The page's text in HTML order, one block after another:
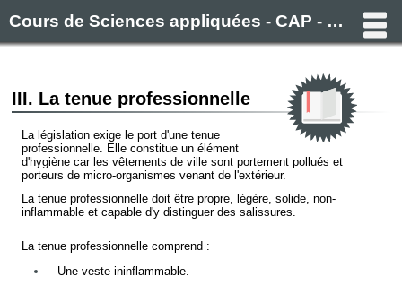
Cours de Sciences appliquées - CAP - Filière alimentaire (Boulanger, Pâtissier, Boucher, Charcutier)
III. La tenue professionnelle
La législation exige le port d'une tenue
professionnelle. Elle constitue un élément
d'hygiène car les vêtements de ville sont portement pollués et
porteurs de micro-organismes venant de l'extérieur.
La tenue professionnelle doit être propre, légère, solide, non-
inflammable et capable d'y distinguer des salissures.
La tenue professionnelle comprend :
Une veste ininflammable.